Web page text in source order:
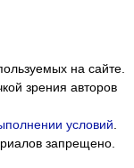
на сайте.
зрения авторов
условий
запрещено.